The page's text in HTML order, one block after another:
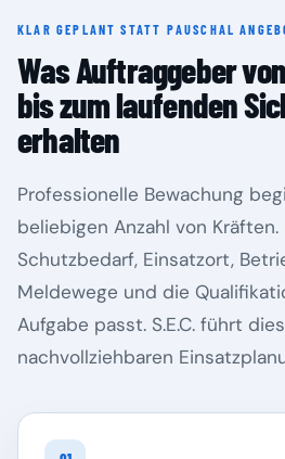
KLAR GEPLANT STATT PAUSCHAL
Was Auftraggeber
bis zum laufenden
erhalten
Professionelle Bewachung
beliebigen Anzahl von
Schutzbedarf, Einsatzort,
Meldewege und die
Aufgabe passt. S.E.C. führt
nachvollziehbaren